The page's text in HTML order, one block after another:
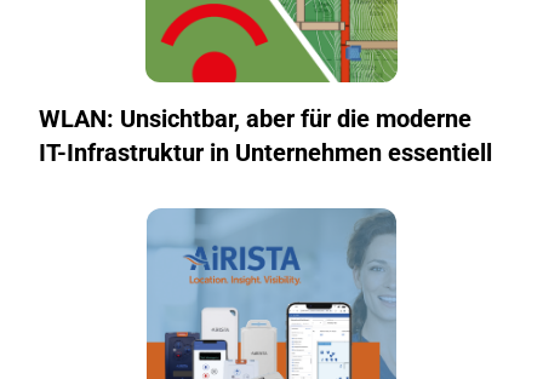
WLAN: Unsichtbar, aber für die moderne
IT-Infrastruktur in Unternehmen essentiell